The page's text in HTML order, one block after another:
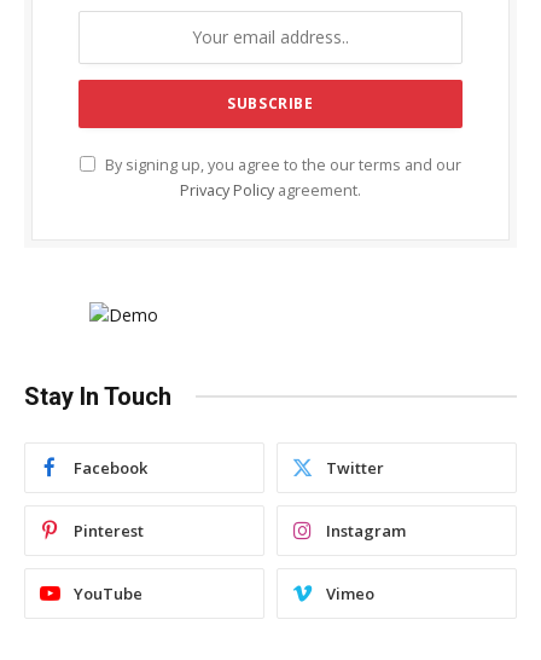
By signing up, you agree to the our terms and our
Privacy Policy agreement.
Stay In Touch
Facebook Twitter
Pinterest Instagram
YouTube Vimeo